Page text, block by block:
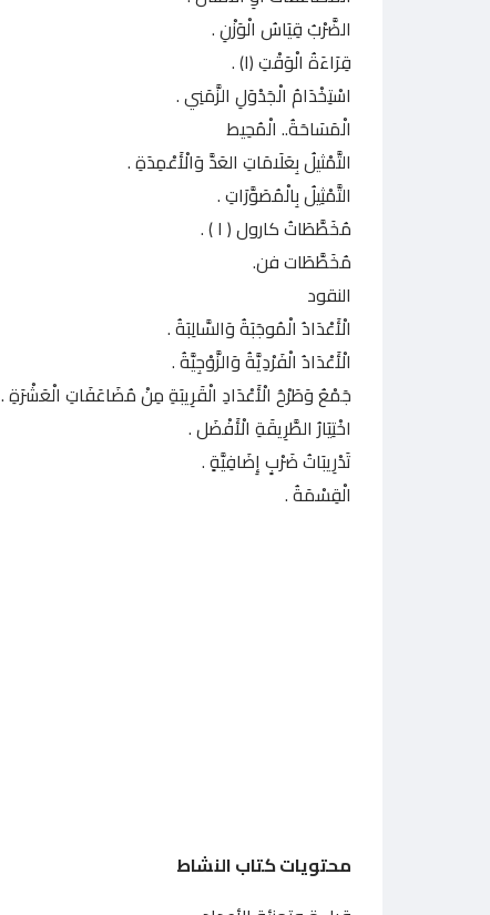
الضَّرْبُ قِيَاسُ الْوَزْنِ .
قِرَاءَةُ الْوَقْتِ (۱) .
اسْتِخْدَامُ الْجَدْوَلِ الزَّمَنِي .
الْمَسَاحَةُ.. الْمُحِيط
التَّمْثيلُ بِعَلَامَاتِ العَدَّ وَالْأَعْمِدَةِ .
التَّمْثِيلُ بِالْمُصَوَّرَاتِ .
مُخَطَّطَاتُ كارول ( ١ ) .
مُخَطَّطَات فن.
النقود
الْأَعْدَادُ الْمُوجَبَةُ وَالسَّالِبَةُ .
الْأَعْدَادُ الْفَرْدِيَّةُ وَالزَّوْجِيَّةُ .
جَمْعُ وَطَرْحُ الْأَعْدَادِ الْقَرِيبَةِ مِنْ مُضَاعَفَاتِ الْعَشْرَةِ .
اخْتِيَارُ الطَّرِيقَةِ الْأَفْضَل .
تَدْرِيبَاتُ ضَرْبٍ إِضَافِيَّةٍ .
الْقِسْمَةُ .
محتويات كتاب النشاط